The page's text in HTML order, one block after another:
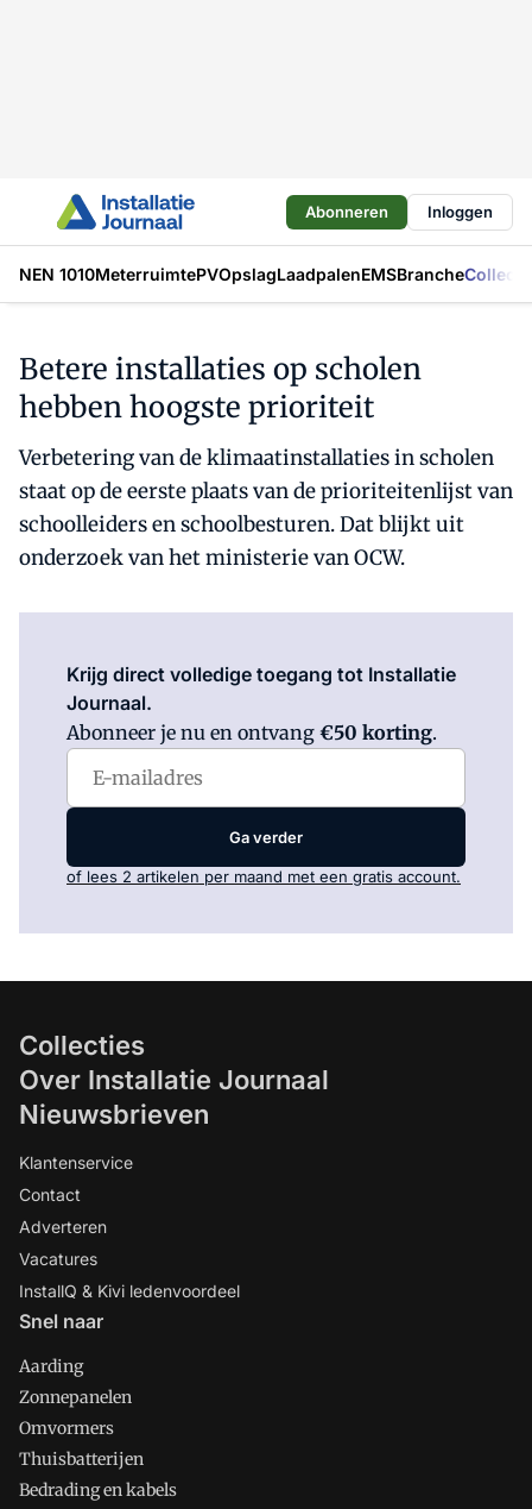
Abonneren Inloggen
NEN 1010MeterruimtePVOpslagLaadpalenEMSBranche
Betere installaties op scholen
hebben hoogste prioriteit
Verbetering van de klimaatinstallaties in scholen
staat op de eerste plaats van de prioriteitenlijst van
schoolleiders en schoolbesturen. Dat blijkt uit
onderzoek van het ministerie van OCW.
Krijg direct volledige toegang tot Installatie
Journaal.
Abonneer je nu en ontvang €50 korting.
Ga verder
of lees 2 artikelen per maand met een gratis account.
Collecties
Over Installatie Journaal
Nieuwsbrieven
Klantenservice
Contact
Adverteren
Vacatures
InstallQ & Kivi ledenvoordeel
Snel naar
Aarding
Zonnepanelen
Omvormers
Thuisbatterijen
Bedrading en kabels